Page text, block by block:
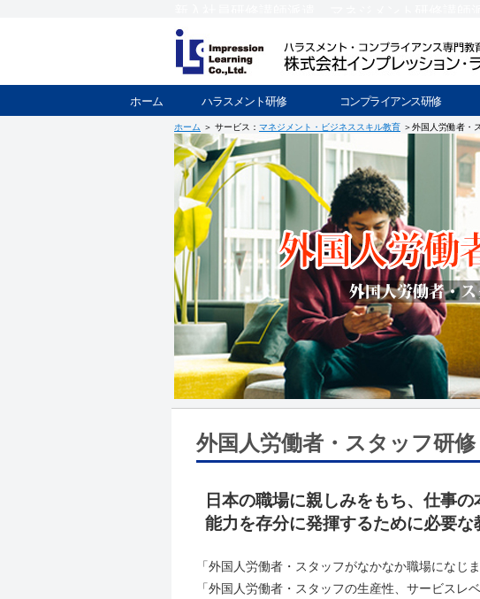
ホーム ハラスメント研修 コンプライアンス研修
ホーム ＞ サービス： マネジメント・ビジネススキル教育 ＞外国人労働者・
外国人労働者・スタッフ研修
日本の職場に親しみをもち、仕事の
能力を存分に発揮するために必要な
「外国人労働者・スタッフがなかなか職場になじま
「外国人労働者・スタッフの生産性、サービスレ